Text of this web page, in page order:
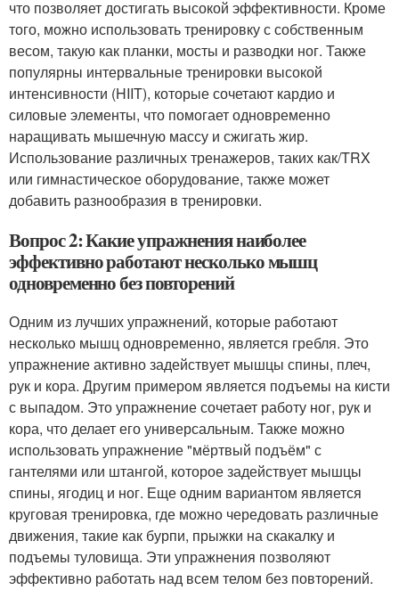
что позволяет достигать высокой эффективности. Кроме
того, можно использовать тренировку с собственным
весом, такую как планки, мосты и разводки ног. Также
популярны интервальные тренировки высокой
интенсивности (HIIT), которые сочетают кардио и
силовые элементы, что помогает одновременно
наращивать мышечную массу и сжигать жир.
Использование различных тренажеров, таких как/TRX
или гимнастическое оборудование, также может
добавить разнообразия в тренировки.
Вопрос 2: Какие упражнения наиболее
эффективно работают несколько мышц
одновременно без повторений
Одним из лучших упражнений, которые работают
несколько мышц одновременно, является гребля. Это
упражнение активно задействует мышцы спины, плеч,
рук и кора. Другим примером является подъемы на кисти
с выпадом. Это упражнение сочетает работу ног, рук и
кора, что делает его универсальным. Также можно
использовать упражнение "мёртвый подъём" с
гантелями или штангой, которое задействует мышцы
спины, ягодиц и ног. Еще одним вариантом является
круговая тренировка, где можно чередовать различные
движения, такие как бурпи, прыжки на скакалку и
подъемы туловища. Эти упражнения позволяют
эффективно работать над всем телом без повторений.